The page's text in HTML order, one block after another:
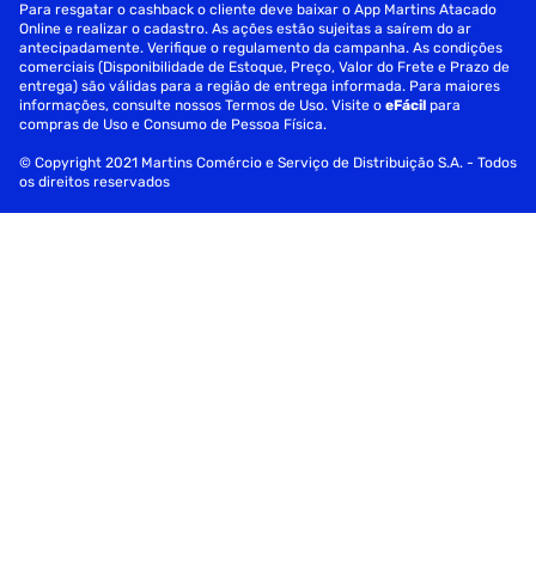
Para resgatar o cashback o cliente deve baixar o App Martins Atacado
Online e realizar o cadastro. As ações estão sujeitas a saírem do ar
antecipadamente. Verifique o regulamento da campanha. As condições
comerciais (Disponibilidade de Estoque, Preço, Valor do Frete e Prazo de
entrega) são válidas para a região de entrega informada. Para maiores
informações, consulte nossos Termos de Uso. Visite oeFácil para
compras de Uso e Consumo de Pessoa Física.
© Copyright 2021 Martins Comércio e Serviço de Distribuição S.A. - Todos
os direitos reservados